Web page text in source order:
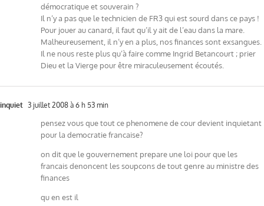
démocratique et souverain ?
Il n’y a pas que le technicien de FR3 qui est sourd dans ce pays !
Pour jouer au canard, il faut qu’il y ait de l’eau dans la mare.
Malheureusement, il n’y en a plus, nos finances sont exsangues.
Il ne nous reste plus qu’à faire comme Ingrid Betancourt ; prier
Dieu et la Vierge pour être miraculeusement écoutés.
inquiet 3 juillet 2008 à 6 h 53 min
pensez vous que tout ce phenomene de cour devient inquietant
pour la democratie francaise?
on dit que le gouvernement prepare une loi pour que les
francais denoncent les soupcons de tout genre au ministre des
finances
qu en est il